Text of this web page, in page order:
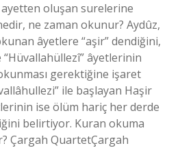
oluşan surelerine
ne zaman okunur? Aydûz,
âyetlere “aşir” dendiğini,
“Hüvallahüllezî” âyetlerinin
gerektiğine işaret
ile başlayan Haşir
ise ölüm hariç her derde
belirtiyor. Kuran okuma
Çargah QuartetÇargah